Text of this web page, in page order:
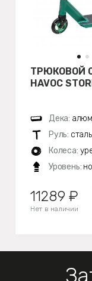
ТРЮКОВОЙ
HAVOC
Дека:
Руль:
Колеса:
Уровень:
11289 ₽
Нет в наличии